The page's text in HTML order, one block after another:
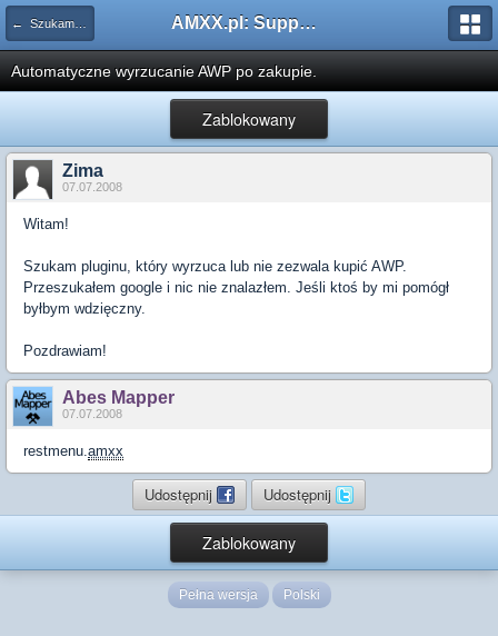
← Szukam pluginu AMXX.pl: Support AMX Mod X i SourceMod
Automatyczne wyrzucanie AWP po zakupie.
Zablokowany
Zima
07.07.2008
Witam!
Szukam pluginu, który wyrzuca lub nie zezwala kupić AWP.
Przeszukałem google i nic nie znalazłem. Jeśli ktoś by mi pomógł
byłbym wdzięczny.
Pozdrawiam!
Abes Mapper
07.07.2008
restmenu.amxx
Udostępnij Udostępnij
Zablokowany
Pełna wersja Polski